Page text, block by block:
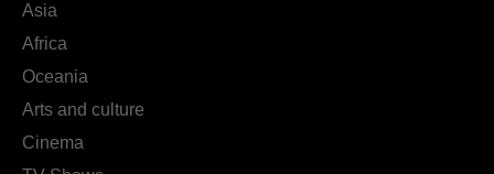
Asia
Africa
Oceania
Arts and culture
Cinema